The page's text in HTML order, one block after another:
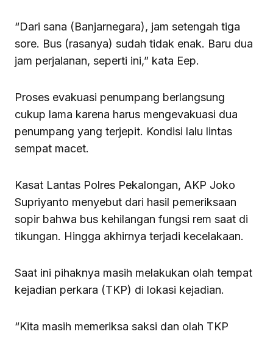
“Dari sana (Banjarnegara), jam setengah tiga
sore. Bus (rasanya) sudah tidak enak. Baru dua
jam perjalanan, seperti ini,” kata Eep.
Proses evakuasi penumpang berlangsung
cukup lama karena harus mengevakuasi dua
penumpang yang terjepit. Kondisi lalu lintas
sempat macet.
Kasat Lantas Polres Pekalongan, AKP Joko
Supriyanto menyebut dari hasil pemeriksaan
sopir bahwa bus kehilangan fungsi rem saat di
tikungan. Hingga akhirnya terjadi kecelakaan.
Saat ini pihaknya masih melakukan olah tempat
kejadian perkara (TKP) di lokasi kejadian.
“Kita masih memeriksa saksi dan olah TKP